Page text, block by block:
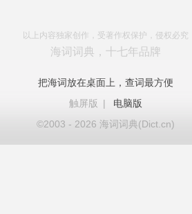
以上内容独家创作，受著作权保护，侵权必究
海词词典，十七年品牌
把海词放在桌面上，查词最方便
触屏版
|
电脑版
©2003 - 2026 海词词典(Dict.cn)